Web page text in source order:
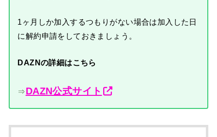
1ヶ月しか加入するつもりがない場合は加入した日
に解約申請をしておきましょう。
DAZNの詳細はこちら
⇒DAZN公式サイト